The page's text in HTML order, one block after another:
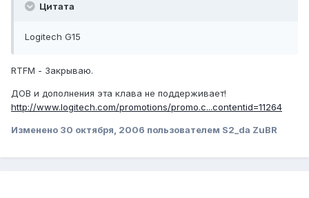
Цитата
Logitech G15
RTFM - Закрываю.
ДОВ и дополнения эта клава не поддерживает!
http://www.logitech.com/promotions/promo.c...contentid=11264
Изменено 30 октября, 2006 пользователем S2_da ZuBR